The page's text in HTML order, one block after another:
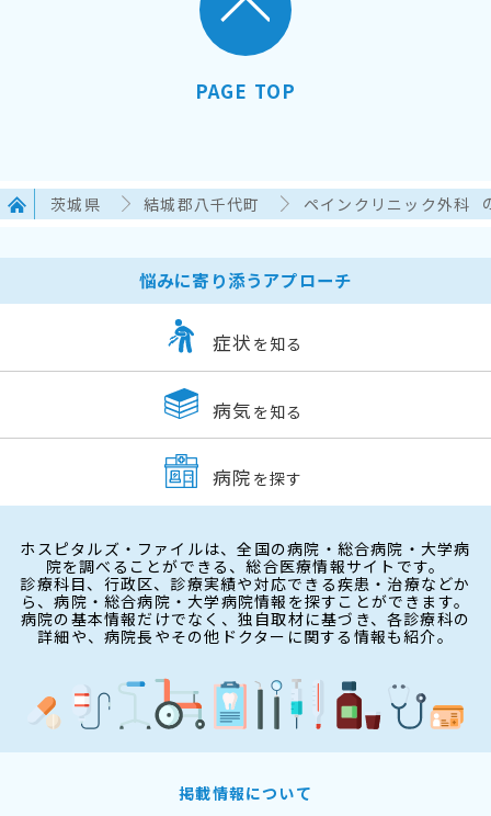
PAGE TOP
茨城県 結城郡八千代町 ペインクリニック外科
悩みに寄り添うアプローチ
症状 を知る
病気 を知る
病院 を探す
ホスピタルズ・ファイルは、全国の病院・総合病院・大学病
院を調べることができる、総合医療情報サイトです。
診療科目、行政区、診療実績や対応できる疾患・治療などか
ら、病院・総合病院・大学病院情報を探すことができます。
病院の基本情報だけでなく、独自取材に基づき、各診療科の
詳細や、病院長やその他ドクターに関する情報も紹介。
掲載情報について